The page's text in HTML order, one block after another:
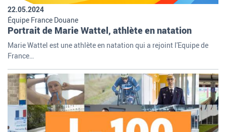
22.05.2024
Équipe France Douane
Portrait de Marie Wattel, athlète en natation
Marie Wattel est une athlète en natation qui a rejoint l'Equipe de
France…